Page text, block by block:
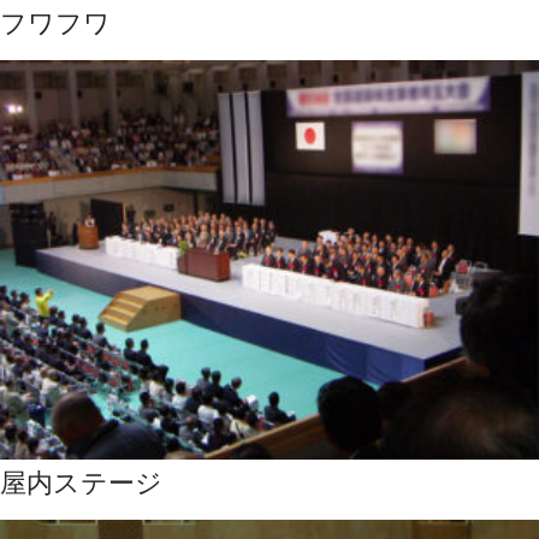
フワフワ
屋内ステージ